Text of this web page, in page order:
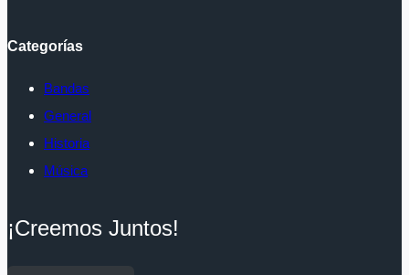
Categorías
Bandas
General
Historia
Música
¡Creemos Juntos!